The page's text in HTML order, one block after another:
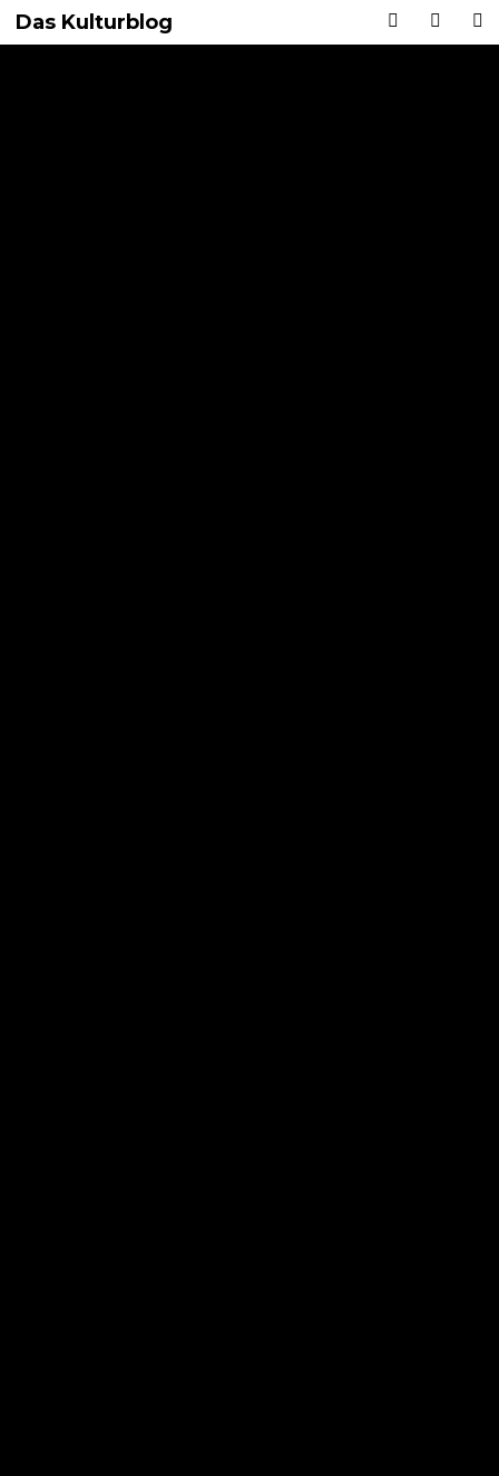
Das Kulturblog